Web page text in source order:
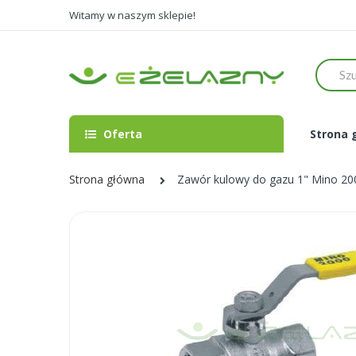
Witamy w naszym sklepie!
Szukaj
Oferta Strona
Strona główna Zawór kulowy do gazu 1" Mino